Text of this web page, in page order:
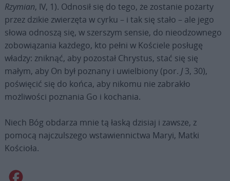
Rzymian, IV, 1). Odnosił się do tego, że zostanie pożarty
przez dzikie zwierzęta w cyrku – i tak się stało – ale jego
słowa odnoszą się, w szerszym sensie, do nieodzownego
zobowiązania każdego, kto pełni w Kościele posługę
władzy: zniknąć, aby pozostał Chrystus, stać się się
małym, aby On był poznany i uwielbiony (por. J3, 30),
poświęcić się do końca, aby nikomu nie zabrakło
możliwości poznania Go i kochania.
Niech Bóg obdarza mnie tą łaską dzisiaj i zawsze, z
pomocą najczulszego wstawiennictwa Maryi, Matki
Kościoła.